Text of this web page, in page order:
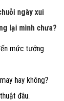
ngày xui
lại mình chưa?
mức tưởng
hay không?
đâu.